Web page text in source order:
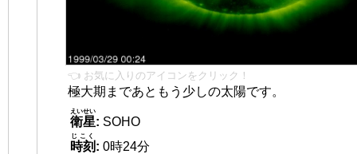
👈 お気に入りのアイコンをクリック！
極大期まであともう少しの太陽です。
衛星
えいせい
: SOHO
時刻
じこく
: 0時24分